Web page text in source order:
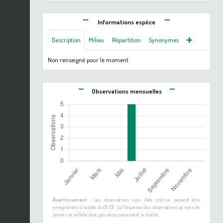
Informations espèce
Description Milieu Répartition Synonymes
Non renseigné pour le moment
Observations mensuelles
Avertissement :Les observations sans date précise peuvent être
enregistrées à la date du 01/01. La fréquence des observations au mois de
janvier ne reflète donc pas nécessairement la réalité.